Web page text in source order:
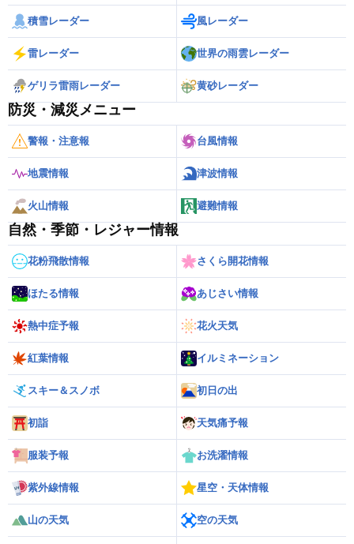
積雪レーダー 風レーダー
雷レーダー 世界の雨雲レーダー
ゲリラ雷雨レーダー 黄砂レーダー
防災・減災メニュー
警報・注意報 台風情報
地震情報 津波情報
火山情報 避難情報
自然・季節・レジャー情報
花粉飛散情報 さくら開花情報
ほたる情報 あじさい情報
熱中症予報 花火天気
紅葉情報 イルミネーション
スキー＆スノボ 初日の出
初詣 天気痛予報
服装予報 お洗濯情報
紫外線情報 星空・天体情報
山の天気 空の天気